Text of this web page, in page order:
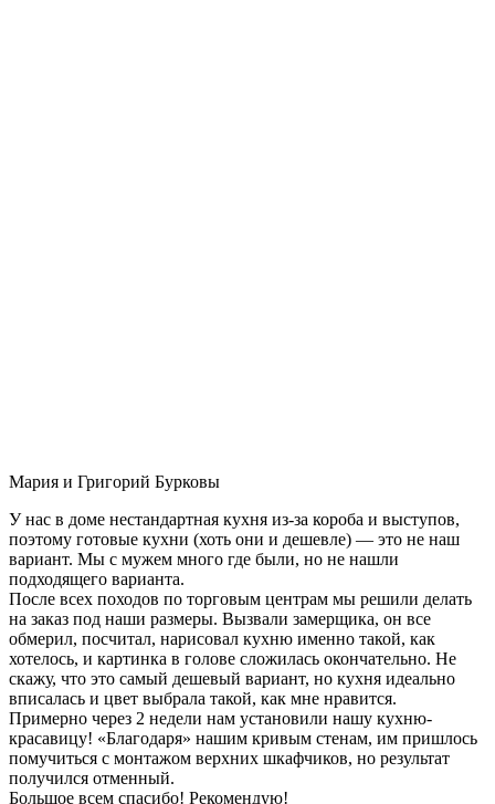
Мария и Григорий Бурковы
У нас в доме нестандартная кухня из-за короба и выступов,
поэтому готовые кухни (хоть они и дешевле) — это не наш
вариант. Мы с мужем много где были, но не нашли
подходящего варианта.
После всех походов по торговым центрам мы решили делать
на заказ под наши размеры. Вызвали замерщика, он все
обмерил, посчитал, нарисовал кухню именно такой, как
хотелось, и картинка в голове сложилась окончательно. Не
скажу, что это самый дешевый вариант, но кухня идеально
вписалась и цвет выбрала такой, как мне нравится.
Примерно через 2 недели нам установили нашу кухню-
красавицу! «Благодаря» нашим кривым стенам, им пришлось
помучиться с монтажом верхних шкафчиков, но результат
получился отменный.
Большое всем спасибо! Рекомендую!